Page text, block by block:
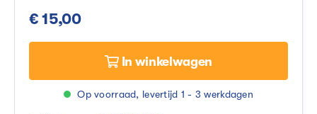
€ 15,00
In winkelwagen
Op voorraad, levertijd 1 - 3 werkdagen